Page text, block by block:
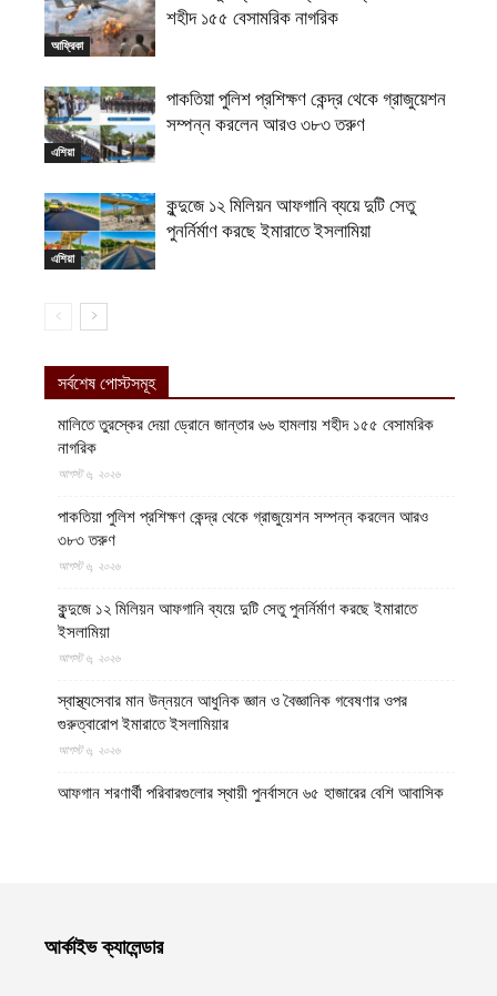
আফ্রিকা
শহীদ ১৫৫ বেসামরিক নাগরিক
এশিয়া
পাকতিয়া পুলিশ প্রশিক্ষণ কেন্দ্র থেকে গ্রাজুয়েশন
সম্পন্ন করলেন আরও ৩৮৩ তরুণ
এশিয়া
কুন্দুজে ১২ মিলিয়ন আফগানি ব্যয়ে দুটি সেতু
পুনর্নির্মাণ করছে ইমারাতে ইসলামিয়া
সর্বশেষ পোস্টসমূহ
মালিতে তুরস্কের দেয়া ড্রোনে জান্তার ৬৬ হামলায় শহীদ ১৫৫ বেসামরিক
নাগরিক
আগস্ট ৬, ২০২৬
পাকতিয়া পুলিশ প্রশিক্ষণ কেন্দ্র থেকে গ্রাজুয়েশন সম্পন্ন করলেন আরও
৩৮৩ তরুণ
আগস্ট ৬, ২০২৬
কুন্দুজে ১২ মিলিয়ন আফগানি ব্যয়ে দুটি সেতু পুনর্নির্মাণ করছে ইমারাতে
ইসলামিয়া
আগস্ট ৬, ২০২৬
স্বাস্থ্যসেবার মান উন্নয়নে আধুনিক জ্ঞান ও বৈজ্ঞানিক গবেষণার ওপর
গুরুত্বারোপ ইমারাতে ইসলামিয়ার
আগস্ট ৬, ২০২৬
আফগান শরণার্থী পরিবারগুলোর স্থায়ী পুনর্বাসনে ৬৫ হাজারের বেশি আবাসিক
ইসলামিয়া
আগস্ট ৬, ২০২৬
আর্কাইভ ক্যালেন্ডার